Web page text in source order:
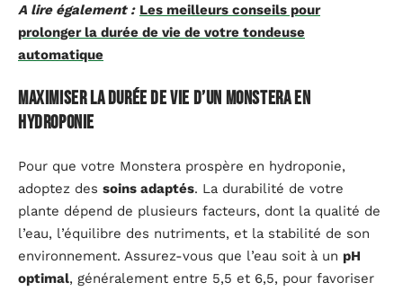
A lire également : Les meilleurs conseils pour
prolonger la durée de vie de votre tondeuse
automatique
Maximiser la durée de vie d’un Monstera en
hydroponie
Pour que votre Monstera prospère en hydroponie,
adoptez des soins adaptés. La durabilité de votre
plante dépend de plusieurs facteurs, dont la qualité de
l’eau, l’équilibre des nutriments, et la stabilité de son
environnement. Assurez-vous que l’eau soit à un pH
optimal, généralement entre 5,5 et 6,5, pour favoriser